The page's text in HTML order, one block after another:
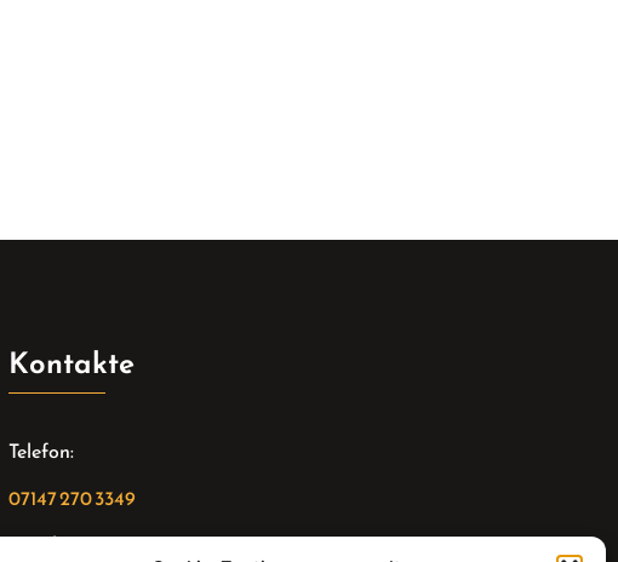
Kontakte
Telefon:
07147 270 3349
Email: